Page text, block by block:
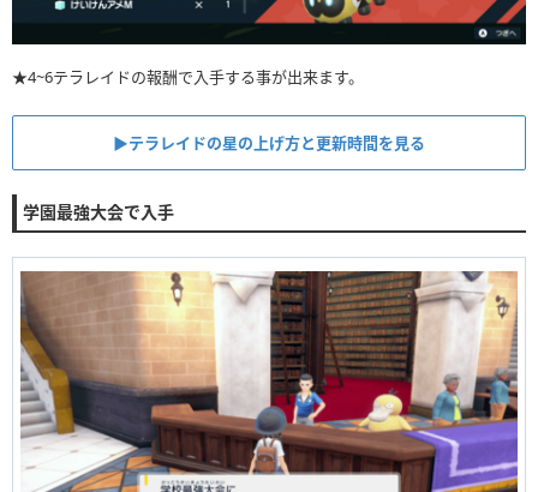
★4~6テラレイドの報酬で入手する事が出来ます。
▶テラレイドの星の上げ方と更新時間を見る
学園最強大会で入手